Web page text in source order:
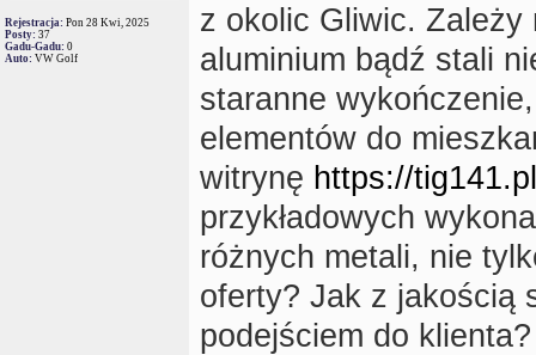
Rejestracja: Pon 28 Kwi, 2025
Posty: 37
Gadu-Gadu: 0
Auto: VW Golf
z okolic Gliwic. Zależy
aluminium bądź stali
staranne
elementów do
witrynę https://
przykładowych
różnych metali, nie
oferty? Jak z jakością
podejściem do